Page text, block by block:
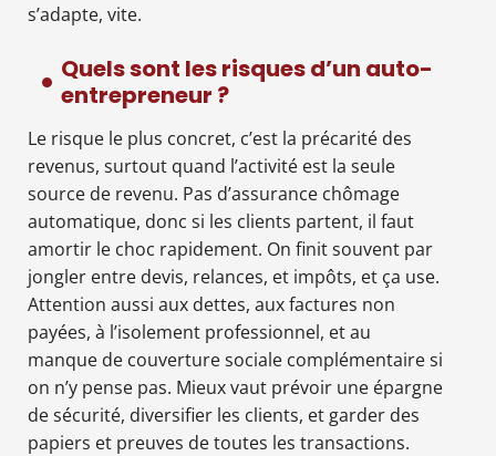
s’adapte, vite.
Quels sont les risques d’un auto-
entrepreneur ?
Le risque le plus concret, c’est la précarité des
revenus, surtout quand l’activité est la seule
source de revenu. Pas d’assurance chômage
automatique, donc si les clients partent, il faut
amortir le choc rapidement. On finit souvent par
jongler entre devis, relances, et impôts, et ça use.
Attention aussi aux dettes, aux factures non
payées, à l’isolement professionnel, et au
manque de couverture sociale complémentaire si
on n’y pense pas. Mieux vaut prévoir une épargne
de sécurité, diversifier les clients, et garder des
papiers et preuves de toutes les transactions.